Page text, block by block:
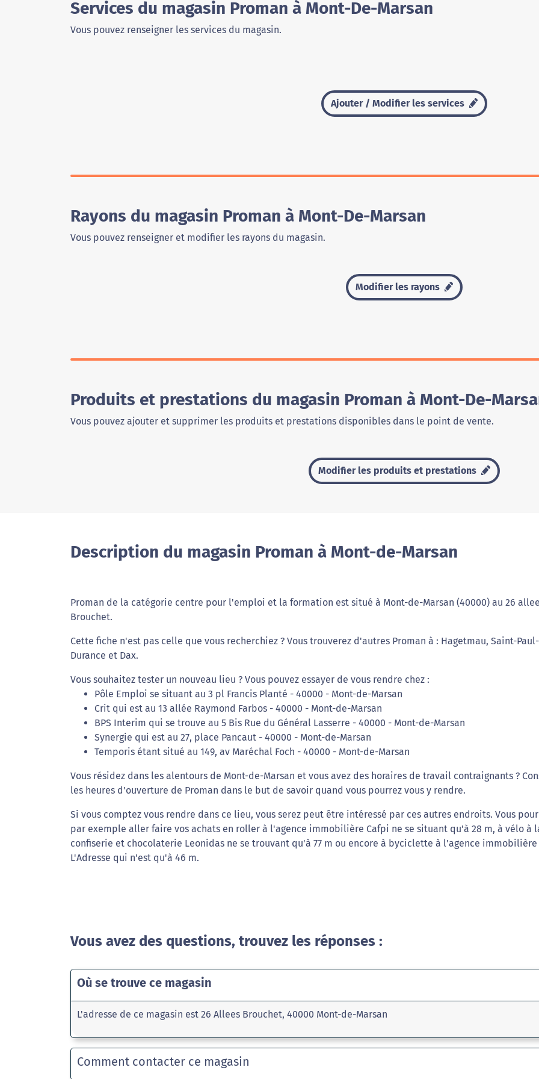
Services du magasin Proman à Mont-De-Marsan
Vous pouvez renseigner les services du magasin.
Ajouter / Modifier les services
Rayons du magasin Proman à Mont-De-Marsan
Vous pouvez renseigner et modifier les rayons du magasin.
Modifier les rayons
Produits et prestations du magasin Proman à Mont-De-
Vous pouvez ajouter et supprimer les produits et prestations disponibles dans le point de vente.
Modifier les produits et prestations
Description du magasin Proman à Mont-de-Marsan
Proman de la catégorie centre pour l'emploi et la formation est situé à Mont-de-Marsan (40000) au 26
Brouchet.
Cette fiche n'est pas celle que vous recherchiez ? Vous trouverez d'autres Proman à : Hagetmau, Saint-
Durance et Dax.
Vous souhaitez tester un nouveau lieu ? Vous pouvez essayer de vous rendre chez :
Pôle Emploi se situant au 3 pl Francis Planté - 40000 - Mont-de-Marsan
Crit qui est au 13 allée Raymond Farbos - 40000 - Mont-de-Marsan
BPS Interim qui se trouve au 5 Bis Rue du Général Lasserre - 40000 - Mont-de-Marsan
Synergie qui est au 27, place Pancaut - 40000 - Mont-de-Marsan
Temporis étant situé au 149, av Maréchal Foch - 40000 - Mont-de-Marsan
Vous résidez dans les alentours de Mont-de-Marsan et vous avez des horaires de travail contraignants ?
les heures d'ouverture de Proman dans le but de savoir quand vous pourrez vous y rendre.
Si vous comptez vous rendre dans ce lieu, vous serez peut être intéressé par ces autres endroits. Vous
par exemple aller faire vos achats en roller à l'agence immobilière Cafpi ne se situant qu'à 28 m, à vélo à
confiserie et chocolaterie Leonidas ne se trouvant qu'à 77 m ou encore à byciclette à l'agence immobilière
L'Adresse qui n'est qu'à 46 m.
Vous avez des questions, trouvez les réponses :
Où se trouve ce magasin
L'adresse de ce magasin est 26 Allees Brouchet, 40000 Mont-de-Marsan
Comment contacter ce magasin